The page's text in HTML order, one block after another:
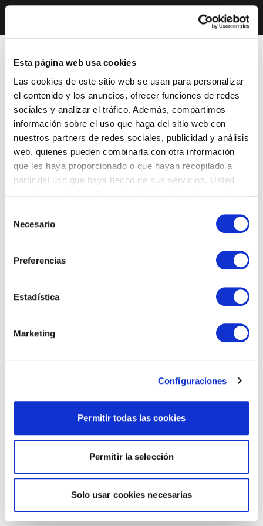
Esta página web usa cookies
Las cookies de este sitio web se usan para personalizar
el contenido y los anuncios, ofrecer funciones de redes
sociales y analizar el tráfico. Además, compartimos
información sobre el uso que haga del sitio web con
nuestros partners de redes sociales, publicidad y análisis
web, quienes pueden combinarla con otra información
que les haya proporcionado o que hayan recopilado a
partir del uso que haya hecho de sus servicios. Usted
Necesario
Preferencias
Estadística
Marketing
Configuraciones
Permitir todas las cookies
Permitir la selección
Solo usar cookies necesarias